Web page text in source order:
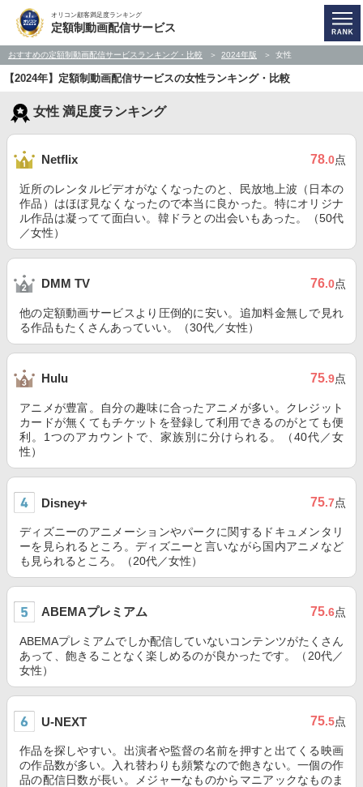
オリコン顧客満足度ランキング
定額制動画配信サービス
おすすめの定額制動画配信サービスランキング・比較 2024年版 女性
【2024年】定額制動画配信サービスの女性ランキング・比較
女性 満足度ランキング
Netflix 78.0点
近所のレンタルビデオがなくなったのと、民放地上波（日本の
作品）はほぼ見なくなったので本当に良かった。特にオリジナ
ル作品は凝ってて面白い。韓ドラとの出会いもあった。（50代
／女性）
DMM TV 76.0点
他の定額動画サービスより圧倒的に安い。追加料金無しで見れ
る作品もたくさんあっていい。（30代／女性）
Hulu 75.9点
アニメが豊富。自分の趣味に合ったアニメが多い。クレジット
カードが無くてもチケットを登録して利用できるのがとても便
利。1つのアカウントで、家族別に分けられる。（40代／女
性）
Disney+ 75.7点
ディズニーのアニメーションやパークに関するドキュメンタリ
ーを見られるところ。ディズニーと言いながら国内アニメなど
も見られるところ。（20代／女性）
ABEMAプレミアム 75.6点
ABEMAプレミアムでしか配信していないコンテンツがたくさん
あって、飽きることなく楽しめるのが良かったです。（20代／
女性）
U-NEXT 75.5点
作品を探しやすい。出演者や監督の名前を押すと出てくる映画
の作品数が多い。入れ替わりも頻繁なので飽きない。一個の作
品の配信日数が長い。メジャーなものからマニアックなものま